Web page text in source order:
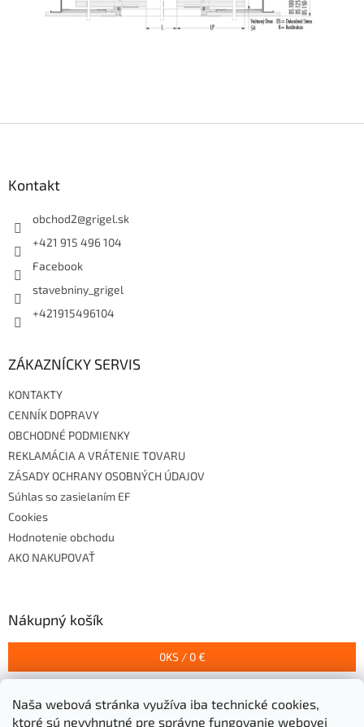
Naša webová stránka využíva iba technické cookies,
ktoré sú nevyhnutné pre správne fungovanie webovej
Kontakt
obchod2@grigel.sk
+421 915 496 104
Facebook
stavebniny_grigel
+421915496104
ZÁKAZNÍCKY SERVIS
KONTAKTY
CENNÍK DOPRAVY
OBCHODNÉ PODMIENKY
REKLAMÁCIA A VRÁTENIE TOVARU
ZÁSADY OCHRANY OSOBNÝCH ÚDAJOV
Súhlas so zasielaním EF
Cookies
Hodnotenie obchodu
AKO NAKUPOVAŤ
Nákupný košík
0KS / 0 €
Prijímame online platby